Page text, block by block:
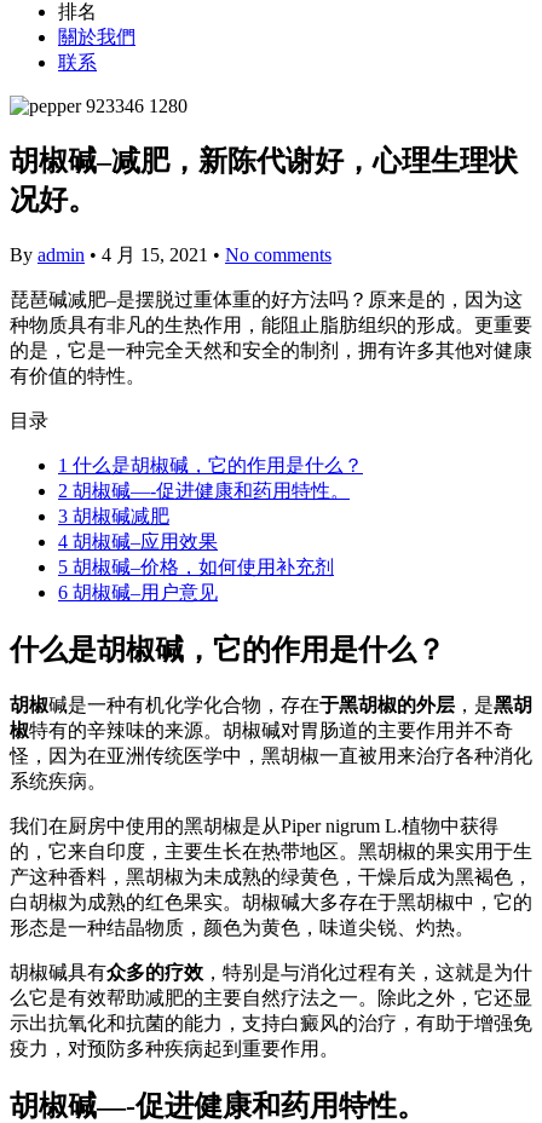
排名
關於我們
联系
胡椒碱–减肥，新陈代谢好，心理生理状
况好。
By admin • 4 月 15, 2021 • No comments
琵琶碱减肥–是摆脱过重体重的好方法吗？原来是的，因为这
种物质具有非凡的生热作用，能阻止脂肪组织的形成。更重要
的是，它是一种完全天然和安全的制剂，拥有许多其他对健康
有价值的特性。
目录
1 什么是胡椒碱，它的作用是什么？
2 胡椒碱—-促进健康和药用特性。
3 胡椒碱减肥
4 胡椒碱–应用效果
5 胡椒碱–价格，如何使用补充剂
6 胡椒碱–用户意见
什么是胡椒碱，它的作用是什么？
胡椒碱是一种有机化学化合物，存在于黑胡椒的外层 ，是黑胡
椒特有的辛辣味的来源。胡椒碱对胃肠道的主要作用并不奇
怪，因为在亚洲传统医学中，黑胡椒一直被用来治疗各种消化
系统疾病。
我们在厨房中使用的黑胡椒是从Piper nigrum L.植物中获得
的，它来自印度，主要生长在热带地区。黑胡椒的果实用于生
产这种香料，黑胡椒为未成熟的绿黄色，干燥后成为黑褐色，
白胡椒为成熟的红色果实。胡椒碱大多存在于黑胡椒中，它的
形态是一种结晶物质，颜色为黄色，味道尖锐、灼热。
胡椒碱具有众多的疗效 ，特别是与消化过程有关，这就是为什
么它是有效帮助减肥的主要自然疗法之一。除此之外，它还显
示出抗氧化和抗菌的能力，支持白癜风的治疗，有助于增强免
疫力，对预防多种疾病起到重要作用。
胡椒碱—-促进健康和药用特性。